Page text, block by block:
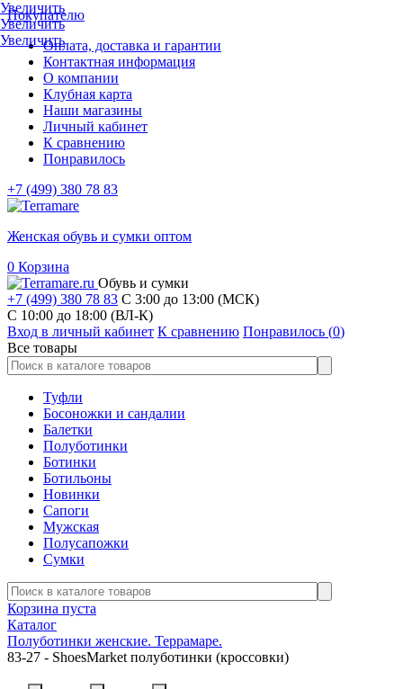
Покупателю
Оплата, доставка и гарантии
Контактная информация
О компании
Клубная карта
Наши магазины
Личный кабинет
К сравнению
Понравилось
+7 (499) 380 78 83
Женская обувь и сумки оптом
0 Корзина
Обувь и сумки
+7 (499) 380 78 83 С 3:00 до 13:00 (МСК)
C 10:00 до 18:00 (ВЛ-К)
Вход в личный кабинет К сравнению Понравилось (0)
Все товары
Туфли
Босоножки и сандалии
Балетки
Полуботинки
Ботинки
Ботильоны
Новинки
Сапоги
Мужская
Полусапожки
Сумки
Корзина пуста
Каталог
Полуботинки женские. Террамаре.
83-27 - ShoesMarket полуботинки (кроссовки)
Увеличить
Увеличить
Увеличить